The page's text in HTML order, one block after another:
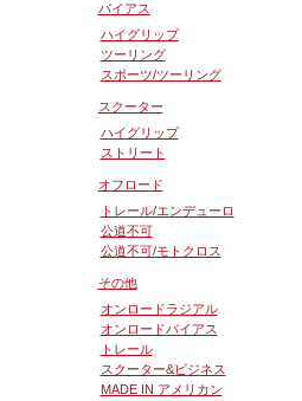
バイアス
ハイグリップ
ツーリング
スポーツ/ツーリング
スクーター
ハイグリップ
ストリート
オフロード
トレール/エンデューロ
公道不可
公道不可/モトクロス
その他
オンロードラジアル
オンロードバイアス
トレール
スクーター&ビジネス
MADE IN アメリカン